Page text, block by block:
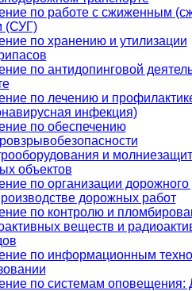
по работе с сжиженным
(СУГ)
по хранению и утилизации
по антидопинговой
по лечению и
инфекция)
по обеспечению
и
объектов
по организации
дорожных работ
по контролю и
веществ и
по информационным
по системам оповещения: